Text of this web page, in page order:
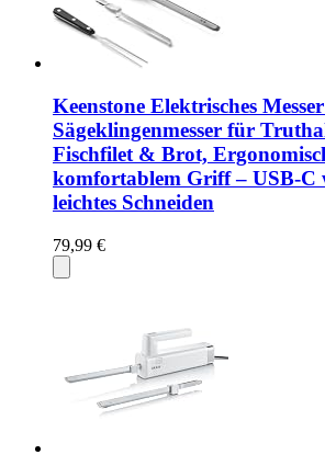
Keenstone Elektrisches
Sägeklingenmesser für
Fischfilet & Brot,
komfortablem Griff – USB-C
leichtes Schneiden
79,99 €